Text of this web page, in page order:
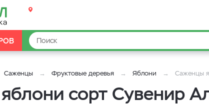
Саженцы Фруктовые деревья Яблони Саженцы
сорт Сувенир